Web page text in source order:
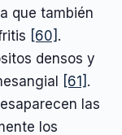
que también
[60] .
densos y
[61] .
las
los